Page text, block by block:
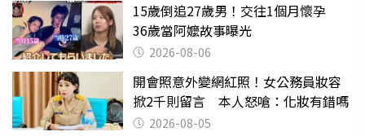
15歲倒追27歲男！交往1個月懷孕
36歲當阿嬤故事曝光
2026-08-06
開會照意外變網紅照！女公務員妝容
掀2千則留言 本人怒嗆：化妝有錯嗎
2026-08-05